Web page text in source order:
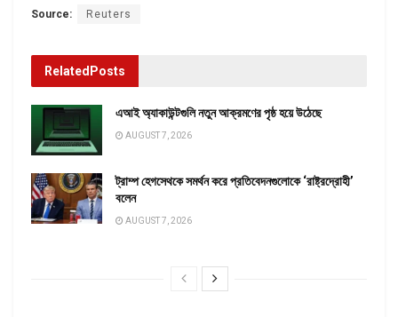
Source: Reuters
Related Posts
এআই অ্যাকাউন্টগুলি নতুন আক্রমণের পৃষ্ঠ হয়ে উঠেছে
AUGUST 7, 2026
ট্রাম্প হেগসেথকে সমর্থন করে প্রতিবেদনগুলোকে ‘রাষ্ট্রদ্রোহী’
বলেন
AUGUST 7, 2026